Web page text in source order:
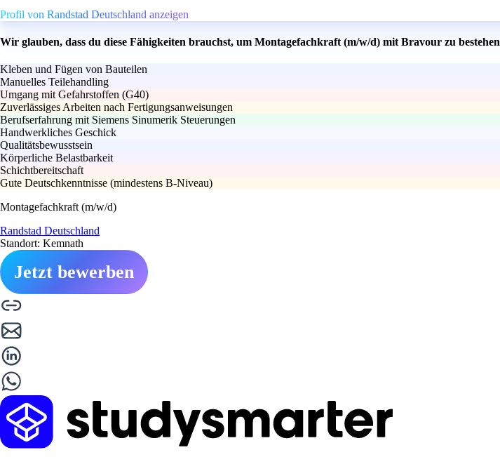
Profil von Randstad Deutschland anzeigen
Wir glauben, dass du diese Fähigkeiten brauchst, um Montagefachkraft (m/w/d) mit Bravour zu bestehen
Kleben und Fügen von Bauteilen
Manuelles Teilehandling
Umgang mit Gefahrstoffen (G40)
Zuverlässiges Arbeiten nach Fertigungsanweisungen
Berufserfahrung mit Siemens Sinumerik Steuerungen
Handwerkliches Geschick
Qualitätsbewusstsein
Körperliche Belastbarkeit
Schichtbereitschaft
Gute Deutschkenntnisse (mindestens B-Niveau)
Montagefachkraft (m/w/d)
Randstad Deutschland
Standort: Kemnath
Jetzt bewerben